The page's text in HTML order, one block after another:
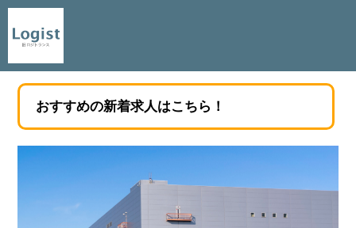
おすすめの新着求人はこちら！